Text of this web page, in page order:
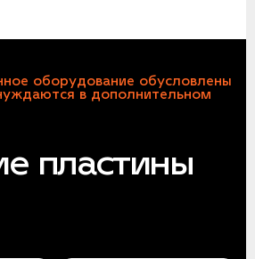
оборудование обусловлены
в дополнительном
пластины